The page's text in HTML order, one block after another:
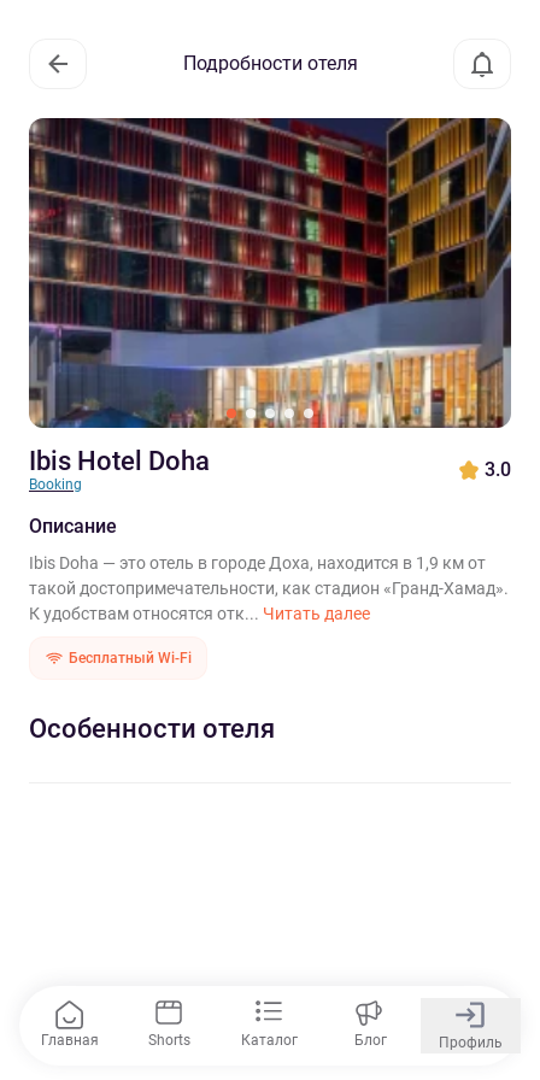
Подробности отеля
Ibis Hotel Doha
Booking
3.0
Описание
Ibis Doha — это отель в городе Доха, находится в 1,9 км от
такой достопримечательности, как стадион «Гранд-Хамад».
К удобствам относятся отк... Читать далее
Бесплатный Wi-Fi
Особенности отеля
Главная Shorts Каталог Блог Профиль